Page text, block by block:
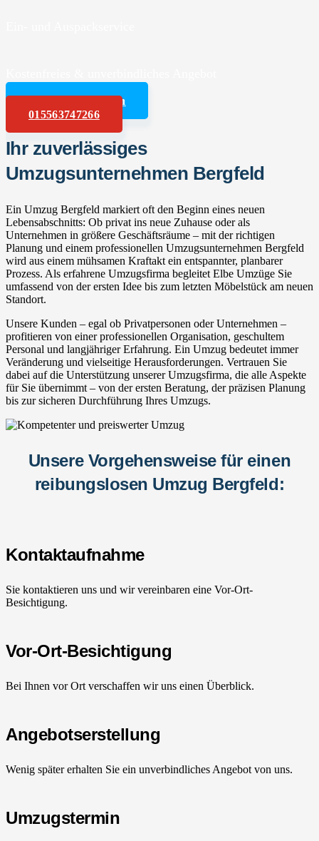
Angebot anfordern
015563747266
Ihr zuverlässiges
Umzugsunternehmen Bergfeld
Ein Umzug Bergfeld markiert oft den Beginn eines neuen
Lebensabschnitts: Ob privat ins neue Zuhause oder als
Unternehmen in größere Geschäftsräume – mit der richtigen
Planung und einem professionellen Umzugsunternehmen Bergfeld
wird aus einem mühsamen Kraftakt ein entspannter, planbarer
Prozess. Als erfahrene Umzugsfirma begleitet Elbe Umzüge Sie
umfassend von der ersten Idee bis zum letzten Möbelstück am neuen
Standort.
Unsere Kunden – egal ob Privatpersonen oder Unternehmen –
profitieren von einer professionellen Organisation, geschultem
Personal und langjähriger Erfahrung. Ein Umzug bedeutet immer
Veränderung und vielseitige Herausforderungen. Vertrauen Sie
dabei auf die Unterstützung unserer Umzugsfirma, die alle Aspekte
für Sie übernimmt – von der ersten Beratung, der präzisen Planung
bis zur sicheren Durchführung Ihres Umzugs.
Unsere Vorgehensweise für einen
reibungslosen Umzug Bergfeld:
Kontaktaufnahme
Sie kontaktieren uns und wir vereinbaren eine Vor-Ort-
Besichtigung.
Vor-Ort-Besichtigung
Bei Ihnen vor Ort verschaffen wir uns einen Überblick.
Angebotserstellung
Wenig später erhalten Sie ein unverbindliches Angebot von uns.
Umzugstermin